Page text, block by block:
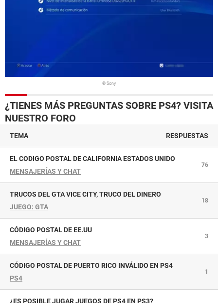
© Sony
¿TIENES MÁS PREGUNTAS SOBRE PS4? VISITA
NUESTRO FORO
TEMA RESPUESTAS
EL CODIGO POSTAL DE CALIFORNIA ESTADOS UNIDO
MENSAJERÍAS Y CHAT
76
TRUCOS DEL GTA VICE CITY, TRUCO DEL DINERO
JUEGO: GTA
18
CÓDIGO POSTAL DE EE.UU
MENSAJERÍAS Y CHAT
3
CÓDIGO POSTAL DE PUERTO RICO INVÁLIDO EN PS4
PS4
1
¿ES POSIBLE JUGAR JUEGOS DE PS4 EN PS3?